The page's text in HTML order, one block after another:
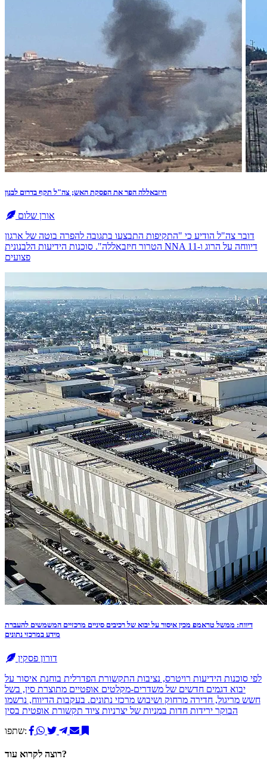
חיזבאללה הפר את הפסקת האש; צה"ל תקף בדרום לבנון
אורן שלום
דובר צה"ל הודיע כי "התקיפות התבצעו בתגובה להפרה בוטה של ארגון
הטרור חיזבאללה". סוכנות הידיעות הלבנונית NNA דיווחה על הרוג ו-11
פצועים
דיווח: ממשל טראמפ מכין איסור על יבוא של רכיבים סיניים מרכזיים המשמשים להעברת
מידע במרכזי נתונים
דורון פסקין
לפי סוכנות הידיעות רויטרס, נציבות התקשורת הפדרלית בוחנת איסור על
יבוא דגמים חדשים של משדרים-מקלטים אופטיים מתוצרת סין, בשל
חשש מריגול, חדירה מרחוק ושיבוש מרכזי נתונים. בעקבות הדיווח, נרשמו
הבוקר ירידות חדות במניות של יצרניות ציוד תקשורת אופטית בסין
שתפו:
רוצה לקרוא עוד?